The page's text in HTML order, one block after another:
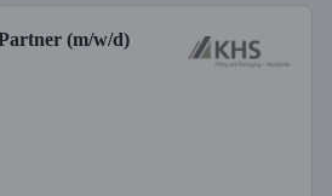
(m/w/d)